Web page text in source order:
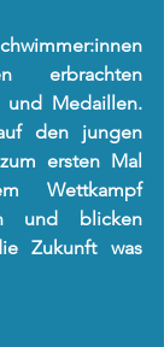
erbrachten
und Medaillen.
den jungen
ersten Mal
Wettkampf
und blicken
Zukunft was